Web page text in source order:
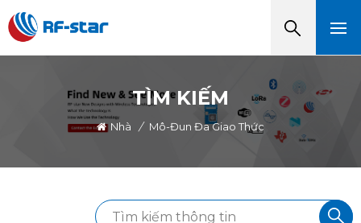
TÌM KIẾM
Nhà / Mô-Đun Đa Giao Thức